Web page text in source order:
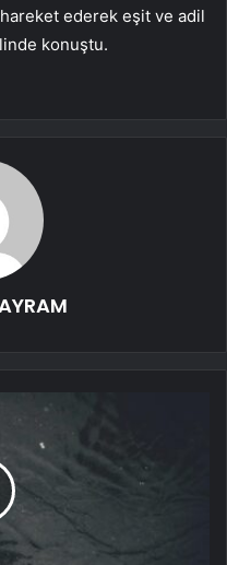
ederek eşit ve adil
konuştu.